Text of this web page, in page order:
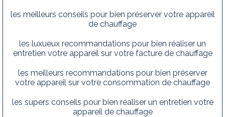
les meilleurs conseils pour bien préserver votre appareil
de chauffage
les luxueux recommandations pour bien réaliser un
entretien votre appareil sur votre facture de chauffage
les meilleurs recommandations pour bien préserver
votre appareil sur votre consommation de chauffage
les supers conseils pour bien réaliser un entretien votre
appareil de chauffage